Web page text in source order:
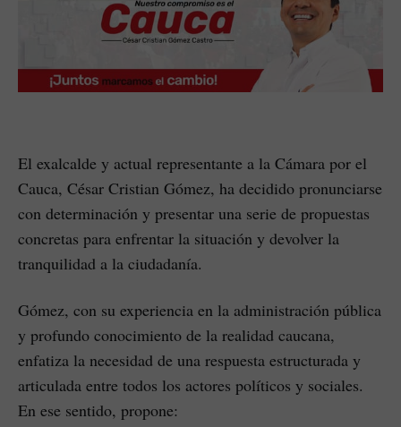
El exalcalde y actual representante a la Cámara por el
Cauca, César Cristian Gómez, ha decidido pronunciarse
con determinación y presentar una serie de propuestas
concretas para enfrentar la situación y devolver la
tranquilidad a la ciudadanía.
Gómez, con su experiencia en la administración pública
y profundo conocimiento de la realidad caucana,
enfatiza la necesidad de una respuesta estructurada y
articulada entre todos los actores políticos y sociales.
En ese sentido, propone: